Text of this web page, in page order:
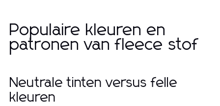
Populaire kleuren en
patronen van fleece stof
Neutrale tinten versus felle
kleuren